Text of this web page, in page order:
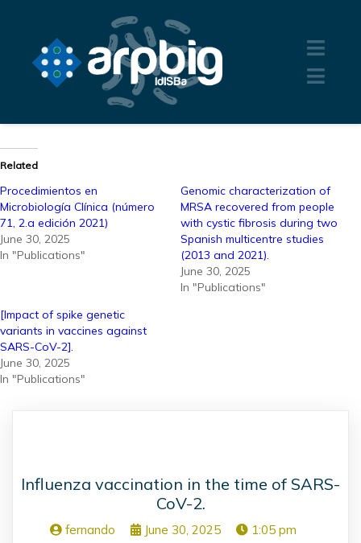
Related
Procedimientos en
Microbiología Clínica (número
71, 2.a edición 2021)
June 30, 2025
In "Publications"
Genomic characterization of
MRSA recovered from people
with cystic fibrosis during two
Spanish multicentre studies
(2013 and 2021).
June 30, 2025
In "Publications"
[Impact of spike genetic
variants in vaccines against
SARS-CoV-2].
June 30, 2025
In "Publications"
Influenza vaccination in the time of SARS-
CoV-2.
fernando June 30, 2025 1:05 pm